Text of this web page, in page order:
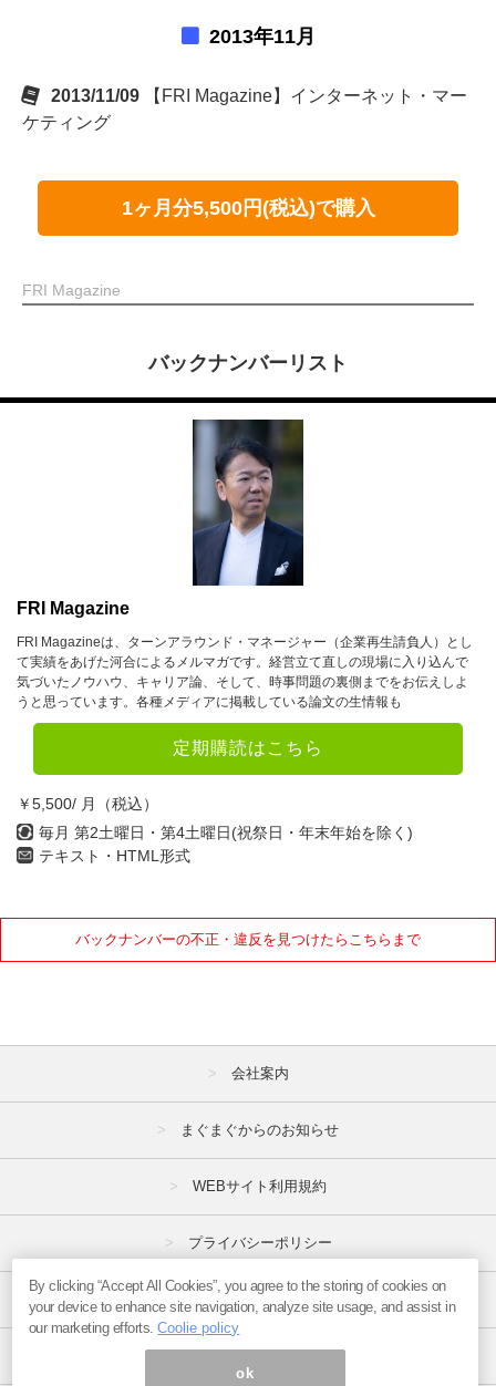
2013年11月
2013/11/09
【FRI Magazine】インターネット・マー
ケティング
1ヶ月分5,500円(税込)で購入
FRI Magazine
バックナンバーリスト
FRI Magazine
FRI Magazineは、ターンアラウンド・マネージャー（企業再生請負人）とし
て実績をあげた河合によるメルマガです。経営立て直しの現場に入り込んで
気づいたノウハウ、キャリア論、そして、時事問題の裏側までをお伝えしよ
うと思っています。各種メディアに掲載している論文の生情報も
定期購読はこちら
￥5,500/ 月（税込）
毎月 第2土曜日・第4土曜日(祝祭日・年末年始を除く)
テキスト・HTML形式
バックナンバーの不正・違反を見つけたらこちらまで
会社案内
まぐまぐからのお知らせ
WEBサイト利用規約
プライバシーポリシー
特定商取引法
By clicking “Accept All Cookies”, you agree to the storing of cookies on
your device to enhance site navigation, analyze site usage, and assist in
our marketing efforts.Coolie policy
ok